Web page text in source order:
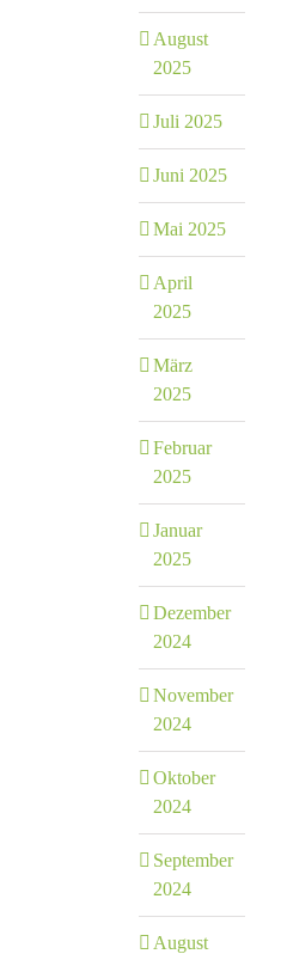
August
2025
Juli 2025
Juni 2025
Mai 2025
April
2025
März
2025
Februar
2025
Januar
2025
Dezember
2024
November
2024
Oktober
2024
September
2024
August